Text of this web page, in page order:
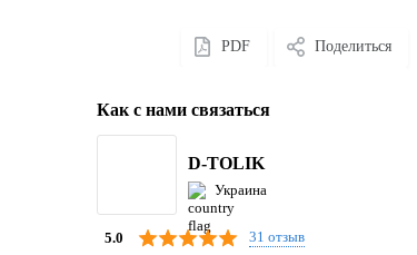
PDF Поделиться
Как с нами связаться
D-TOLIK
Украина
5.0 31 отзыв